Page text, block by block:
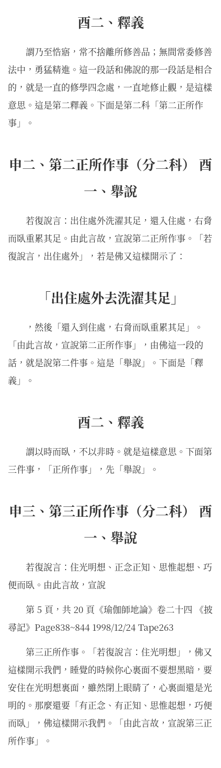
酉二、釋義
謂乃至悎寤，常不捨離所修善品；無間常委修善
法中，勇猛精進。這一段話和佛說的那一段話是相合
的，就是一直的修學四念處，一直地修止觀，是這樣
意思。這是第二釋義。下面是第二科「第二正所作
事」。
申二、第二正所作事（分二科） 酉
一、舉說
若復說言：出住處外洗濯其足，還入住處，右脅
而臥重累其足。由此言故，宣說第二正所作事。「若
復說言，出住處外」，若是佛又這樣開示了：
「出住處外去洗濯其足」
，然後「還入到住處，右脅而臥重累其足」。
「由此言故，宣說第二正所作事」，由佛這一段的
話，就是說第二件事。這是「舉說」。下面是「釋
義」。
酉二、釋義
謂以時而臥，不以非時。就是這樣意思。下面第
三件事，「正所作事」，先「舉說」。
申三、第三正所作事（分二科） 酉
一、舉說
若復說言：住光明想、正念正知、思惟起想、巧
便而臥。由此言故，宣說
第 5 頁，共 20 頁《瑜伽師地論》卷二十四 《披
尋記》Page838~844 1998/12/24 Tape263
第三正所作事。「若復說言：住光明想」，佛又
這樣開示我們，睡覺的時候你心裏面不要想黑暗，要
安住在光明想裏面，雖然閉上眼睛了，心裏面還是光
明的。那麼還要「有正念、有正知、思惟起想，巧便
而臥」，佛這樣開示我們。「由此言故，宣說第三正
所作事」。